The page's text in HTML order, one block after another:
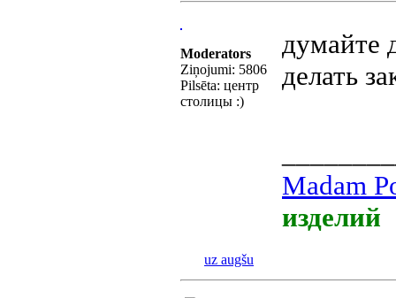
Moderators
Ziņojumi: 5806
Pilsēta: центр
столицы :)
думайте
делать
Madam
изделий
uz augšu